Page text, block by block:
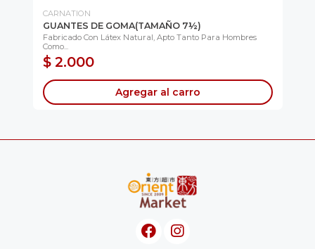
CARNATION
GUANTES DE GOMA(TAMAÑO 7½)
Fabricado Con Látex Natural, Apto Tanto Para Hombres
Como...
$ 2.000
Agregar al carro